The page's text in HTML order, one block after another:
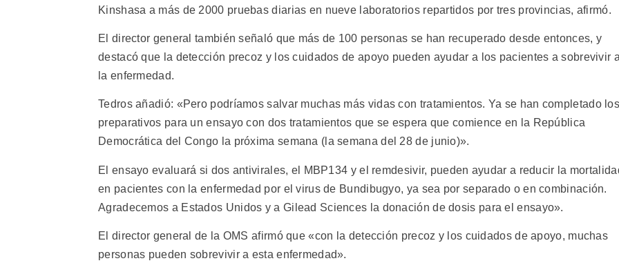
Kinshasa a más de 2000 pruebas diarias en nueve laboratorios repartidos por tres provincias, afirmó.
El director general también señaló que más de 100 personas se han recuperado desde entonces, y
destacó que la detección precoz y los cuidados de apoyo pueden ayudar a los pacientes a sobrevivir
la enfermedad.
Tedros añadió: «Pero podríamos salvar muchas más vidas con tratamientos. Ya se han completado
preparativos para un ensayo con dos tratamientos que se espera que comience en la República
Democrática del Congo la próxima semana (la semana del 28 de junio)».
El ensayo evaluará si dos antivirales, el MBP134 y el remdesivir, pueden ayudar a reducir la
en pacientes con la enfermedad por el virus de Bundibugyo, ya sea por separado o en combinación.
Agradecemos a Estados Unidos y a Gilead Sciences la donación de dosis para el ensayo».
El director general de la OMS afirmó que «con la detección precoz y los cuidados de apoyo, muchas
personas pueden sobrevivir a esta enfermedad».